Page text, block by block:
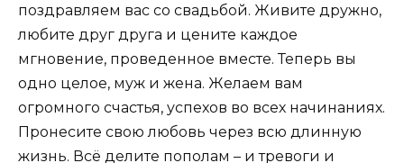
поздравляем вас со свадьбой. Живите дружно,
любите друг друга и цените каждое
мгновение, проведенное вместе. Теперь вы
одно целое, муж и жена. Желаем вам
огромного счастья, успехов во всех начинаниях.
Пронесите свою любовь через всю длинную
жизнь. Всё делите пополам – и тревоги и